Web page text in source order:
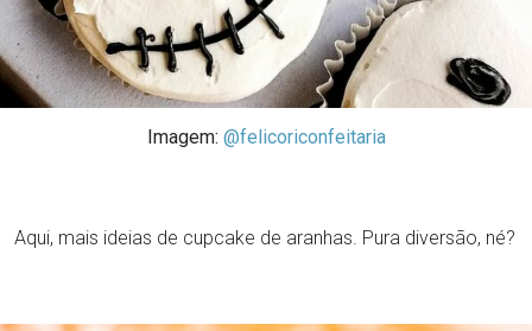
Imagem: @felicoriconfeitaria
Aqui, mais ideias de cupcake de aranhas. Pura diversão, né?